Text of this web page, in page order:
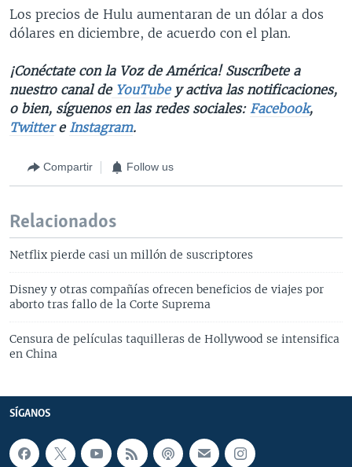
Los precios de Hulu aumentaran de un dólar a dos
dólares en diciembre, de acuerdo con el plan.
¡Conéctate con la Voz de América! Suscríbete a
nuestro canal deYouTubey activa las notificaciones,
o bien, síguenos en las redes sociales: Facebook,
Twittere Instagram.
Compartir Follow us
Relacionados
Netflix pierde casi un millón de suscriptores
Disney y otras compañías ofrecen beneficios de viajes por
aborto tras fallo de la Corte Suprema
Censura de películas taquilleras de Hollywood se intensifica
en China
SÍGANOS